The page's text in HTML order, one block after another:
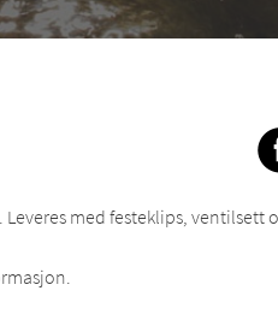
med festeklips, ventilsett